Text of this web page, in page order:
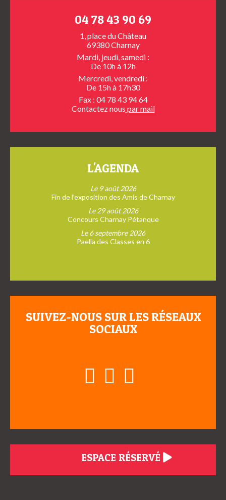
04 78 43 90 69
1, place du Château
69380 Charnay
Mardi, jeudi, samedi :
De 10h à 12h
Mercredi, vendredi :
De 15h à 17h30
Fax : 04 78 43 94 64
Contactez nous par mail
L'AGENDA
Le 9 août 2026
Fin de l’exposition des Amis de Charnay
Le 29 août 2026
Concours Charnay Pétanque
Le 6 septembre 2026
Paella des Classes en 6
SUIVEZ-NOUS SUR LES RÉSEAUX
SOCIAUX
ESPACE RÉSERVÉ